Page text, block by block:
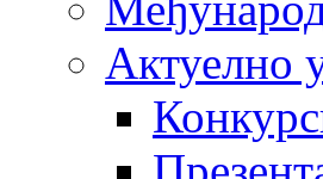
Актуелно